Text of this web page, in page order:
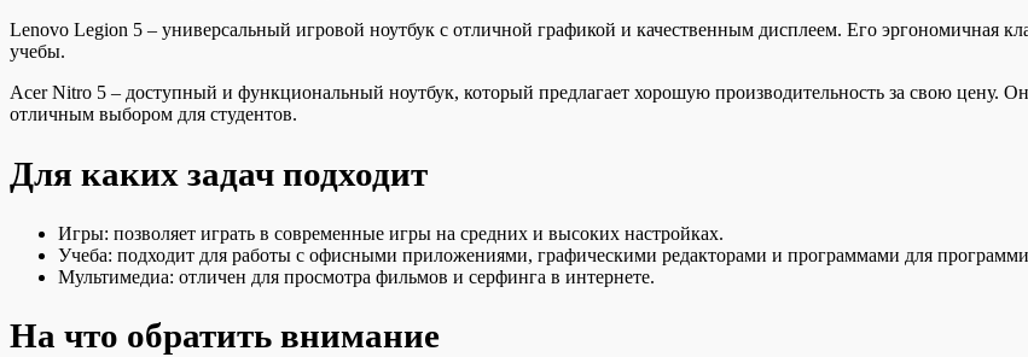
Lenovo Legion 5 – универсальный игровой ноутбук с отличной графикой и качественным дисплеем. Его эргономичная
учебы.
Acer Nitro 5 – доступный и функциональный ноутбук, который предлагает хорошую производительность за свою цену.
отличным выбором для студентов.
Для каких задач подходит
Игры: позволяет играть в современные игры на средних и высоких настройках.
Учеба: подходит для работы с офисными приложениями, графическими редакторами и программами для
Мультимедиа: отличен для просмотра фильмов и серфинга в интернете.
На что обратить внимание